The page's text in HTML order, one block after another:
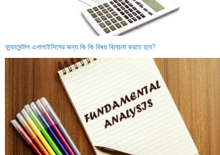
ফান্ডামেন্টাল এনালাইসিসের জন্য কি কি বিষয় বিবেচনা করতে হবে?